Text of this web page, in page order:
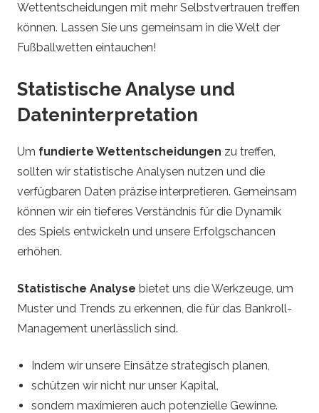
Wettentscheidungen mit mehr Selbstvertrauen treffen
können. Lassen Sie uns gemeinsam in die Welt der
Fußballwetten eintauchen!
Statistische Analyse und
Dateninterpretation
Um fundierte Wettentscheidungen zu treffen,
sollten wir statistische Analysen nutzen und die
verfügbaren Daten präzise interpretieren. Gemeinsam
können wir ein tieferes Verständnis für die Dynamik
des Spiels entwickeln und unsere Erfolgschancen
erhöhen.
Statistische Analyse bietet uns die Werkzeuge, um
Muster und Trends zu erkennen, die für das Bankroll-
Management unerlässlich sind.
Indem wir unsere Einsätze strategisch planen,
schützen wir nicht nur unser Kapital,
sondern maximieren auch potenzielle Gewinne.